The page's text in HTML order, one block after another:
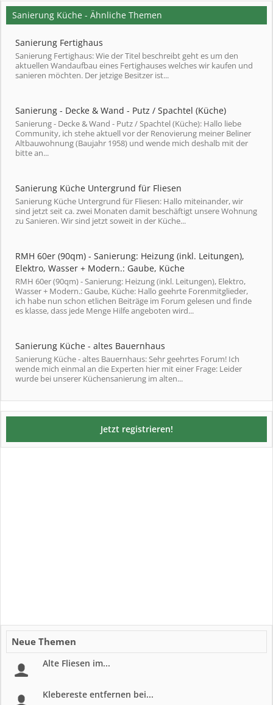
Sanierung Küche - Ähnliche Themen
Sanierung Fertighaus
Sanierung Fertighaus: Wie der Titel beschreibt geht es um den
aktuellen Wandaufbau eines Fertighauses welches wir kaufen und
sanieren möchten. Der jetzige Besitzer ist...
Sanierung - Decke & Wand - Putz / Spachtel (Küche)
Sanierung - Decke & Wand - Putz / Spachtel (Küche): Hallo liebe
Community, ich stehe aktuell vor der Renovierung meiner Beliner
Altbauwohnung (Baujahr 1958) und wende mich deshalb mit der
bitte an...
Sanierung Küche Untergrund für Fliesen
Sanierung Küche Untergrund für Fliesen: Hallo miteinander, wir
sind jetzt seit ca. zwei Monaten damit beschäftigt unsere Wohnung
zu Sanieren. Wir sind jetzt soweit in der Küche...
RMH 60er (90qm) - Sanierung: Heizung (inkl. Leitungen),
Elektro, Wasser + Modern.: Gaube, Küche
RMH 60er (90qm) - Sanierung: Heizung (inkl. Leitungen), Elektro,
Wasser + Modern.: Gaube, Küche: Hallo geehrte Forenmitglieder,
ich habe nun schon etlichen Beiträge im Forum gelesen und finde
es klasse, dass jede Menge Hilfe angeboten wird...
Sanierung Küche - altes Bauernhaus
Sanierung Küche - altes Bauernhaus: Sehr geehrtes Forum! Ich
wende mich einmal an die Experten hier mit einer Frage: Leider
wurde bei unserer Küchensanierung im alten...
Jetzt registrieren!
Neue Themen
Alte Fliesen im...
Klebereste entfernen bei...